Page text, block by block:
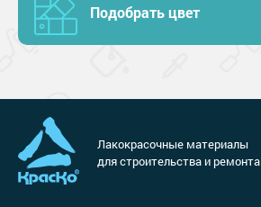
Подобрать цвет
Лакокрасочные материалы
для строительства и ремонта